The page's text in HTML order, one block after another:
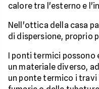
calore tra l'esterno e
Nell'ottica della casa
di dispersione, proprio
I ponti termici possono
un materiale diverso,
un ponte termico i travi